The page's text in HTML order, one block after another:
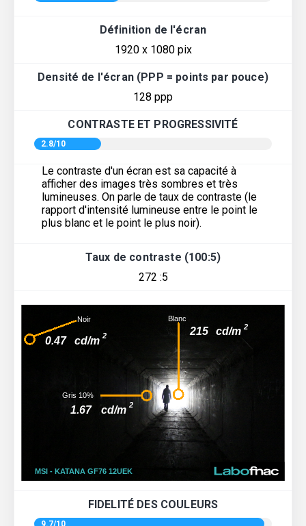
Définition de l'écran
1920 x 1080 pix
Densité de l'écran (PPP = points par pouce)
128 ppp
CONTRASTE ET PROGRESSIVITÉ
2.8/10
Le contraste d'un écran est sa capacité à
afficher des images très sombres et très
lumineuses. On parle de taux de contraste (le
rapport d'intensité lumineuse entre le point le
plus blanc et le point le plus noir).
Taux de contraste (100:5)
272 :5
FIDELITÉ DES COULEURS
9.7/10